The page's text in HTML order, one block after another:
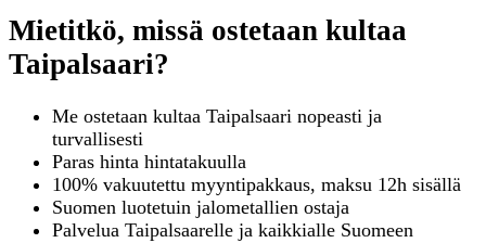
Mietitkö, missä ostetaan kultaa
Taipalsaari?
Me ostetaan kultaa Taipalsaari nopeasti ja
turvallisesti
Paras hinta hintatakuulla
100% vakuutettu myyntipakkaus, maksu 12h sisällä
Suomen luotetuin jalometallien ostaja
Palvelua Taipalsaarelle ja kaikkialle Suomeen